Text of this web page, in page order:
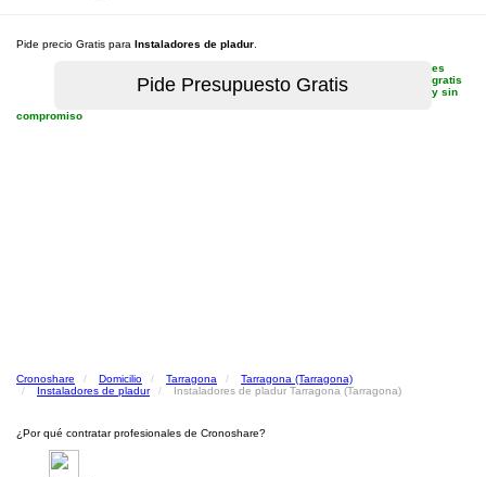
Pide precio Gratis para Instaladores de pladur
es
gratis
y sin
compromiso
Cronoshare Domicilio Tarragona
Tarragona (Tarragona)
Instaladores de pladur
Instaladores de pladur Tarragona (Tarragona)
¿Por qué contratar profesionales de Cronoshare?